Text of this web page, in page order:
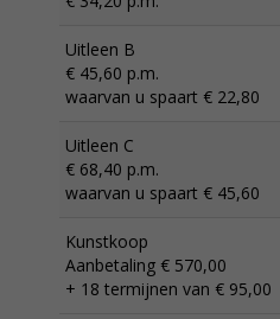
Uitleen B
€ 45,60 p.m.
waarvan u spaart € 22,80
Uitleen C
€ 68,40 p.m.
waarvan u spaart € 45,60
Kunstkoop
Aanbetaling € 570,00
+ 18 termijnen van € 95,00